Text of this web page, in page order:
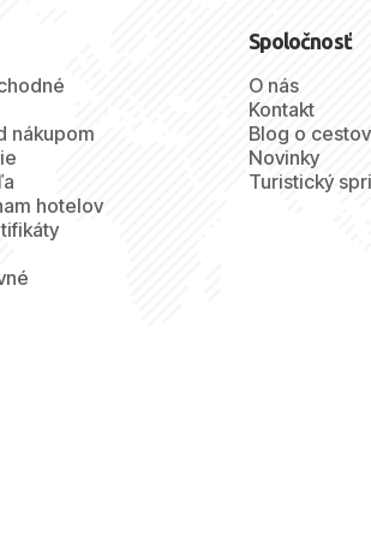
nákupom
hotelov
Spoločnosť
O nás
Kontakt
Blog o
Novinky
Turistický